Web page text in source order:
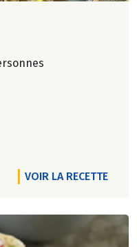
VOIR LA RECETTE